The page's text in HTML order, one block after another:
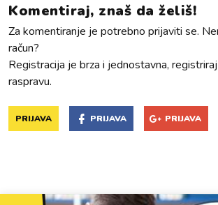
Komentiraj, znaš da želiš!
Za komentiranje je potrebno prijaviti se.
račun?
Registracija je brza i jednostavna,
raspravu.
PRIJAVA PRIJAVA PRIJAVA